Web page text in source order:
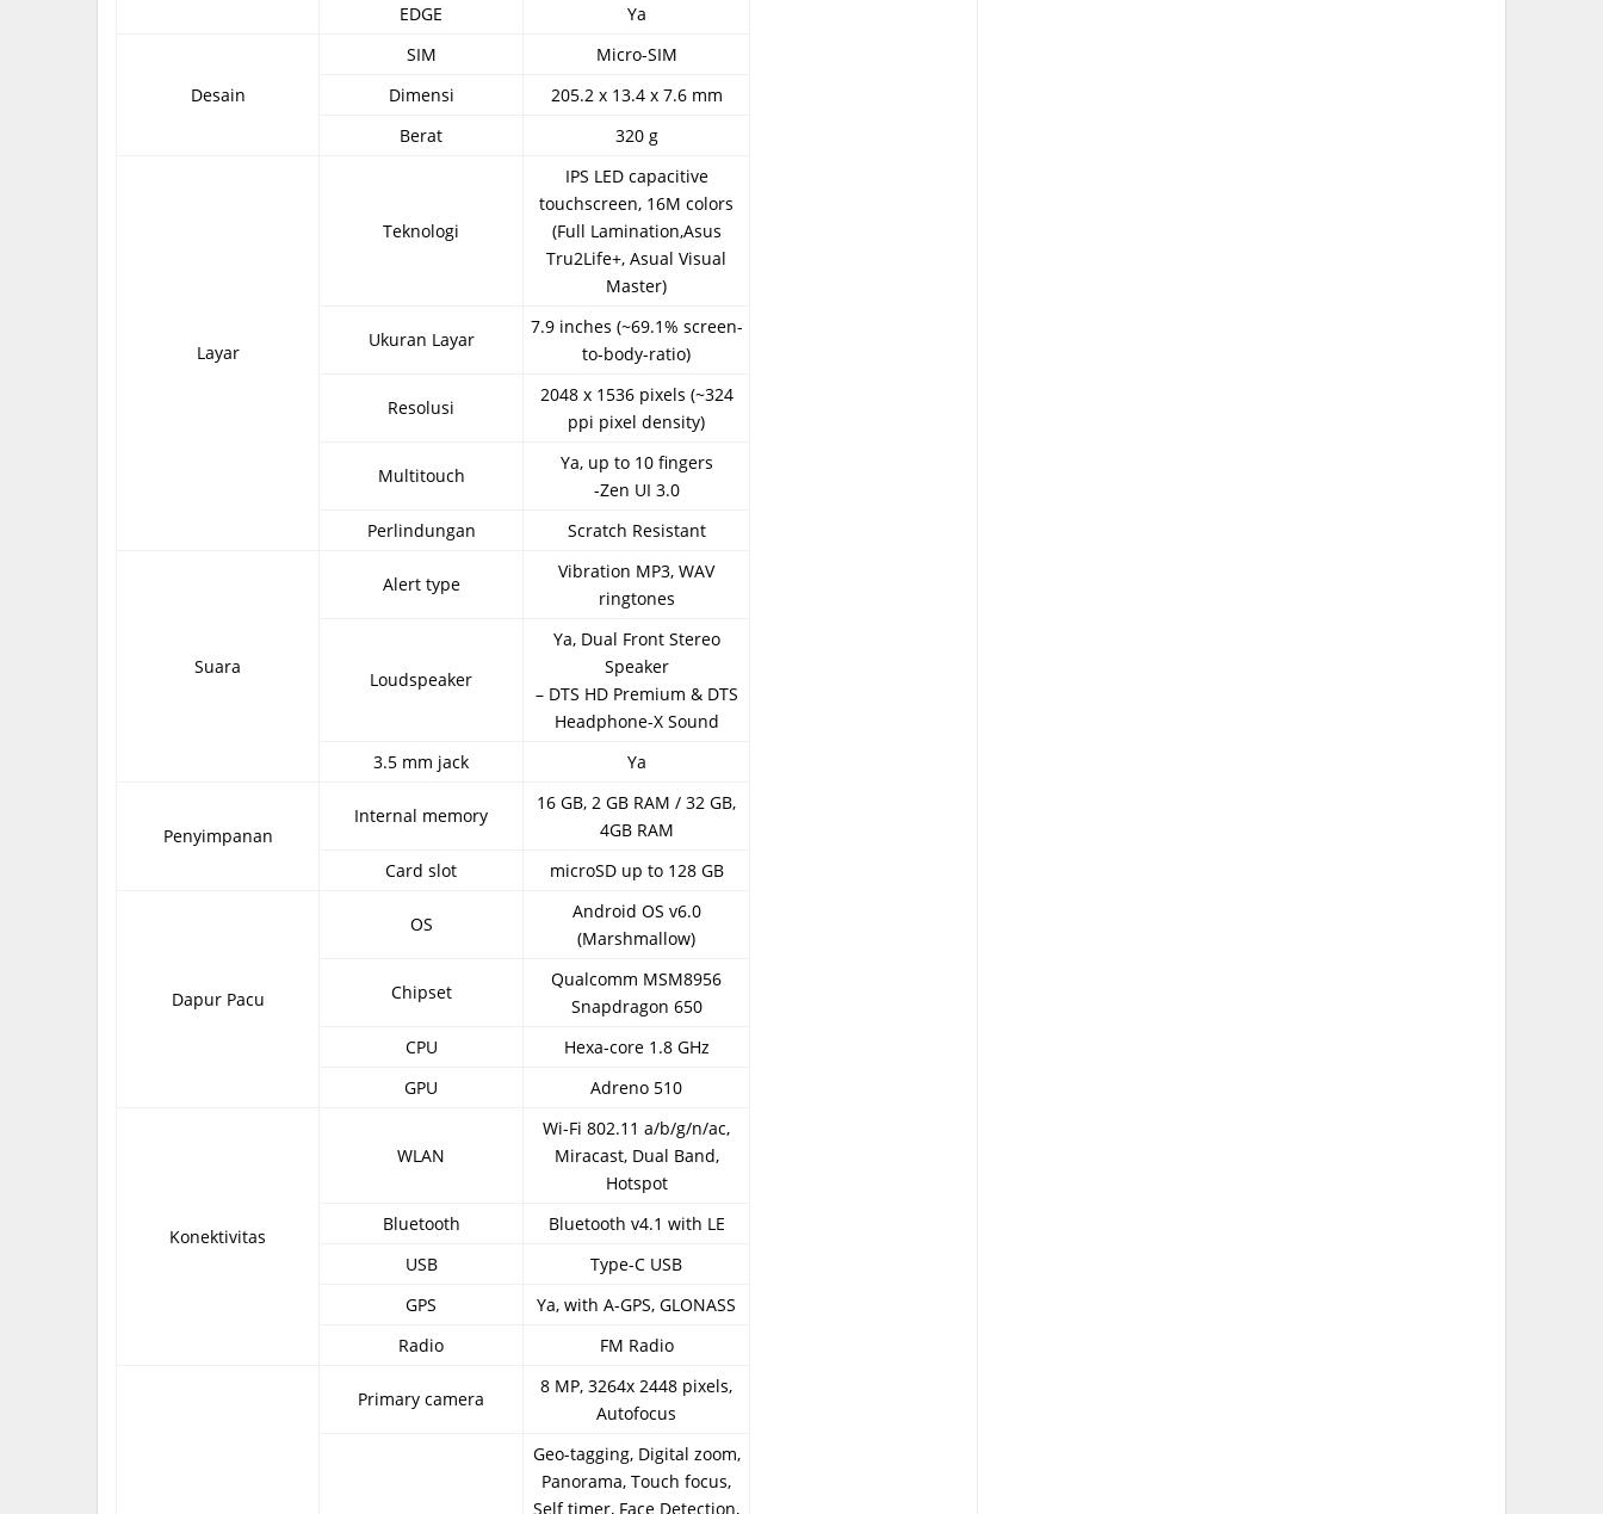
EDGE
Ya
Desain
SIM
Micro-SIM
Dimensi
205.2 x 13.4 x 7.6 mm
Berat
320 g
Layar
Teknologi
IPS LED capacitive
touchscreen, 16M colors
(Full Lamination,Asus
Tru2Life+, Asual Visual
Master)
Ukuran Layar
7.9 inches (~69.1% screen-
to-body-ratio)
Resolusi
2048 x 1536 pixels (~324
ppi pixel density)
Multitouch
Ya, up to 10 fingers
-Zen UI 3.0
Perlindungan
Scratch Resistant
Suara
Alert type
Vibration MP3, WAV
ringtones
Loudspeaker
Ya, Dual Front Stereo
Speaker
– DTS HD Premium & DTS
Headphone-X Sound
3.5 mm jack
Ya
Penyimpanan
Internal memory
16 GB, 2 GB RAM / 32 GB,
4GB RAM
Card slot
microSD up to 128 GB
Dapur Pacu
OS
Android OS v6.0
(Marshmallow)
Chipset
Qualcomm MSM8956
Snapdragon 650
CPU
Hexa-core 1.8 GHz
GPU
Adreno 510
Konektivitas
WLAN
Wi-Fi 802.11 a/b/g/n/ac,
Miracast, Dual Band,
Hotspot
Bluetooth
Bluetooth v4.1 with LE
USB
Type-C USB
GPS
Ya, with A-GPS, GLONASS
Radio
FM Radio
Primary camera
8 MP, 3264x 2448 pixels,
Autofocus
Geo-tagging, Digital zoom,
Panorama, Touch focus,
Self timer, Face Detection,